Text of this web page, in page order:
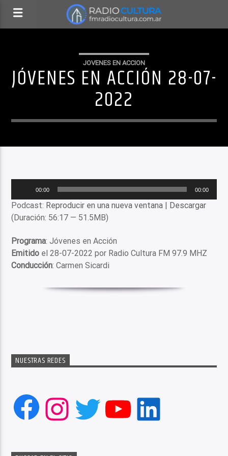
JOVENES EN ACCION
JÓVENES EN ACCIÓN 28-07-
2022
audio
00:00 00:00
Podcast: Reproducir en una nueva ventana | Descargar
(Duración: 56:17 — 51.5MB)
Programa: Jóvenes en Acción
Emitido el 28-07-2022 por Radio Cultura FM 97.9 MHZ
Conducción: Carmen Sicardi
NUESTRAS REDES
Facebook
Instagram
Twitter
YouTube
LinkedIn